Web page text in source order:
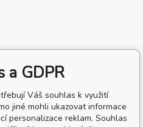
a GDPR
Váš souhlas k využití
jiné mohli ukazovat informace
personalizace reklam. Souhlas